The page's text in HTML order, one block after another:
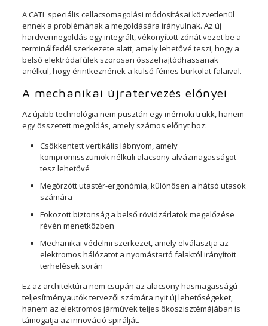
A CATL speciális cellacsomagolási módosításai közvetlenül
ennek a problémának a megoldására irányulnak. Az új
hardvermegoldás egy integrált, vékonyított zónát vezet be a
terminálfedél szerkezete alatt, amely lehetővé teszi, hogy a
belső elektródafülek szorosan összehajtódhassanak
anélkül, hogy érintkeznének a külső fémes burkolat falaival.
A mechanikai újratervezés előnyei
Az újabb technológia nem pusztán egy mérnöki trükk, hanem
egy összetett megoldás, amely számos előnyt hoz:
Csökkentett vertikális lábnyom, amely
kompromisszumok nélküli alacsony alvázmagasságot
tesz lehetővé
Megőrzött utastér-ergonómia, különösen a hátsó utasok
számára
Fokozott biztonság a belső rövidzárlatok megelőzése
révén menetközben
Mechanikai védelmi szerkezet, amely elválasztja az
elektromos hálózatot a nyomástartó falaktól irányított
terhelések során
Ez az architektúra nem csupán az alacsony hasmagasságú
teljesítményautók tervezői számára nyit új lehetőségeket,
hanem az elektromos járművek teljes ökoszisztémájában is
támogatja az innováció spirálját.